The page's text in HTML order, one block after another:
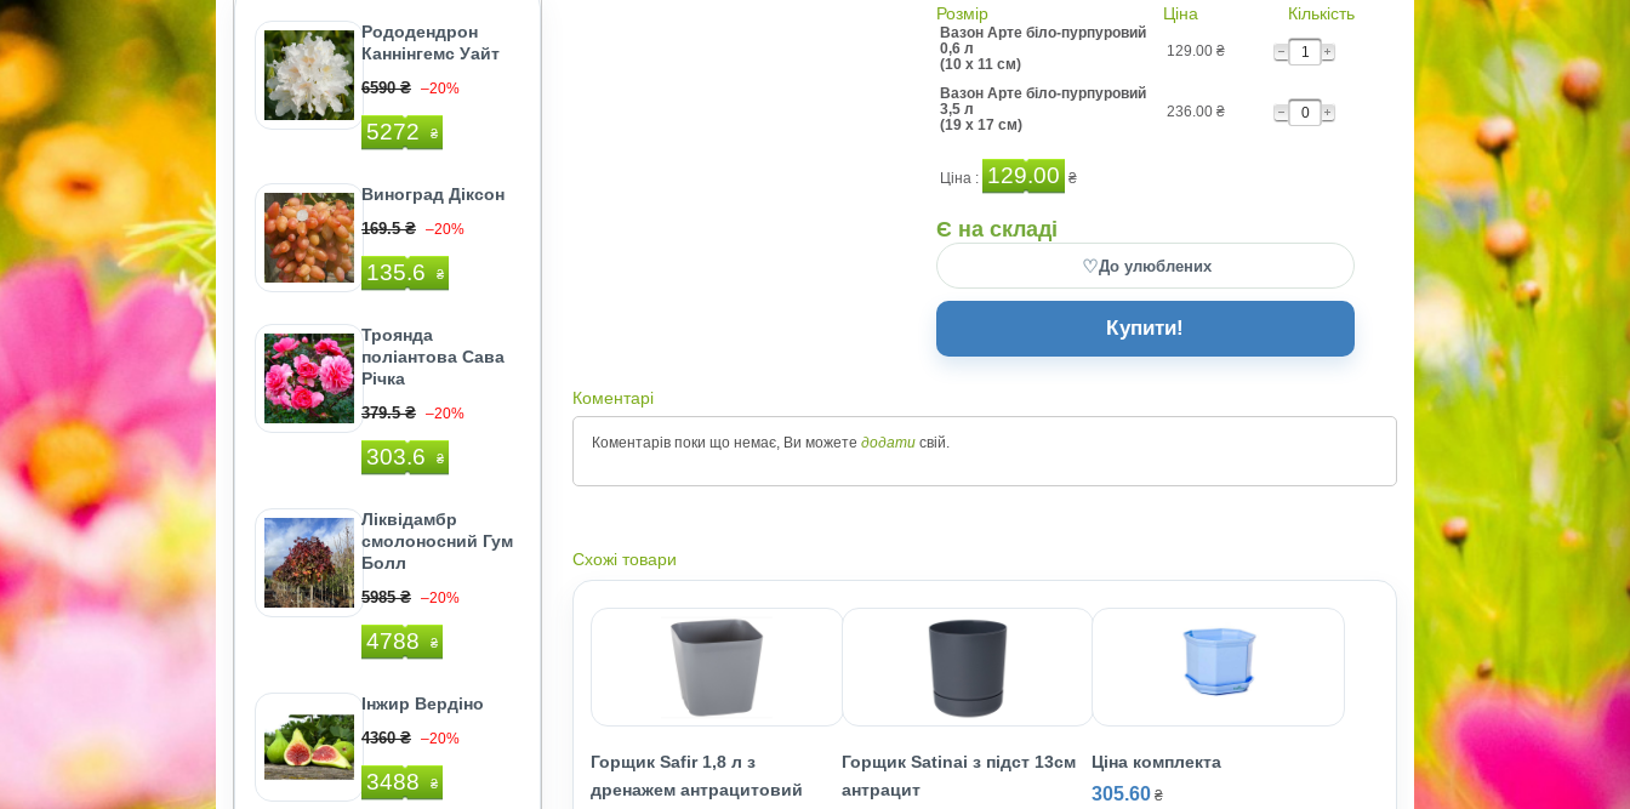
Рододендрон
Каннінгемс Уайт
6590 ₴ –20%
5272 ₴
Виноград Діксон
169.5 ₴ –20%
135.6 ₴
Троянда
поліантова Сава
Річка
379.5 ₴ –20%
303.6 ₴
Ліквідамбр
смолоносний Гум
Болл
5985 ₴ –20%
4788 ₴
Інжир Вердіно
4360 ₴ –20%
3488 ₴
Розмір Ціна Кількість
Вазон Арте біло-пурпуровий
0,6 л
(10 x 11 см)
129.00 ₴
Вазон Арте біло-пурпуровий
3,5 л
(19 x 17 см)
236.00 ₴
Ціна : 129.00 ₴
Є на складі
♡До улюблених
Купити!
Коментарі
Коментарів поки що немає, Ви можете додати свій.
Схожі товари
Горщик Safir 1,8 л з
дренажем антрацитовий
Горщик Satinaі з підст 13cм
антрацит
Ціна комплекта
305.60 ₴